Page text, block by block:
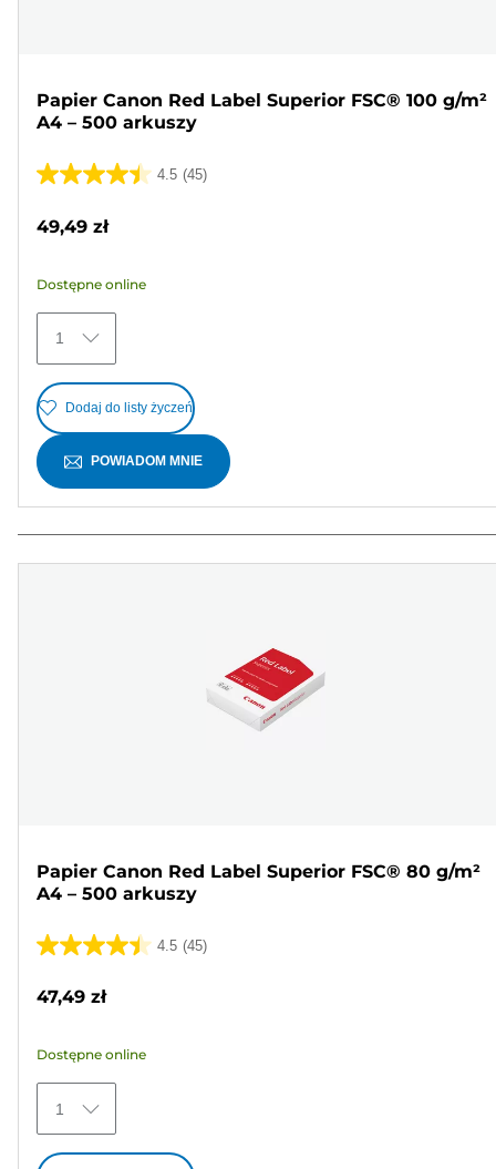
Papier Canon Red Label Superior FSC® 100 g/m²
A4 – 500 arkuszy
4.5 (45)
4.5
5
45
Recenzji
49,49 zł
Dostępne online
1
Dodaj do listy życzeń
POWIADOM MNIE
Papier Canon Red Label Superior FSC® 80 g/m²
A4 – 500 arkuszy
4.5 (45)
4.5
45
Recenzji
47,49 zł
Dostępne online
1